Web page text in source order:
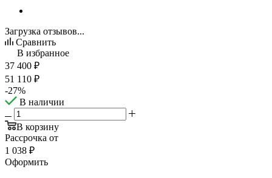
Загрузка отзывов...
Сравнить
В избранное
37 400 ₽
51 110 ₽
-27%
В наличии
В корзину
Рассрочка от
1 038 ₽
Оформить